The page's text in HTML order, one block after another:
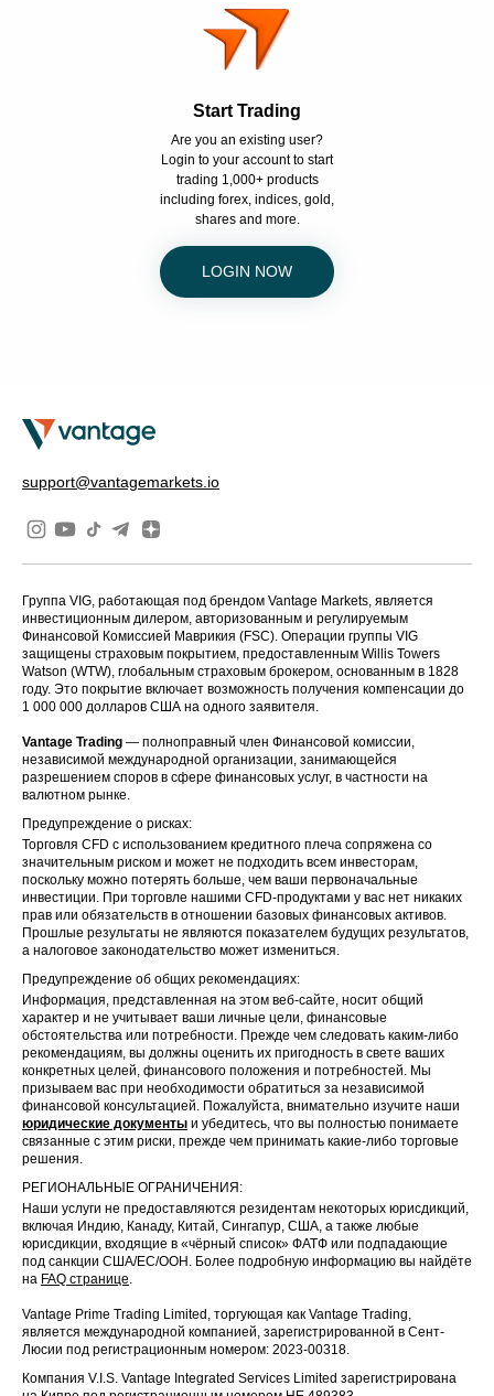
Start Trading
Are you an existing user?
Login to your account to start
trading 1,000+ products
including forex, indices, gold,
shares and more.
LOGIN NOW
support@vantagemarkets.io
Группа VIG, работающая под брендом Vantage Markets, является
инвестиционным дилером, авторизованным и регулируемым
Финансовой Комиссией Маврикия (FSC). Операции группы VIG
защищены страховым покрытием, предоставленным Willis Towers
Watson (WTW), глобальным страховым брокером, основанным в 1828
году. Это покрытие включает возможность получения компенсации до
1 000 000 долларов США на одного заявителя.
Vantage Trading — полноправный член Финансовой комиссии,
независимой международной организации, занимающейся
разрешением споров в сфере финансовых услуг, в частности на
валютном рынке.
Предупреждение о рисках:
Торговля CFD с использованием кредитного плеча сопряжена со
значительным риском и может не подходить всем инвесторам,
поскольку можно потерять больше, чем ваши первоначальные
инвестиции. При торговле нашими CFD-продуктами у вас нет никаких
прав или обязательств в отношении базовых финансовых активов.
Прошлые результаты не являются показателем будущих результатов,
а налоговое законодательство может измениться.
Предупреждение об общих рекомендациях:
Информация, представленная на этом веб-сайте, носит общий
характер и не учитывает ваши личные цели, финансовые
обстоятельства или потребности. Прежде чем следовать каким-либо
рекомендациям, вы должны оценить их пригодность в свете ваших
конкретных целей, финансового положения и потребностей. Мы
призываем вас при необходимости обратиться за независимой
финансовой консультацией. Пожалуйста, внимательно изучите наши
юридические документы и убедитесь, что вы полностью понимаете
связанные с этим риски, прежде чем принимать какие-либо торговые
решения.
РЕГИОНАЛЬНЫЕ ОГРАНИЧЕНИЯ:
Наши услуги не предоставляются резидентам некоторых юрисдикций,
включая Индию, Канаду, Китай, Сингапур, США, а также любые
юрисдикции, входящие в «чёрный список» ФАТФ или подпадающие
под санкции США/ЕС/ООН. Более подробную информацию вы найдёте
на FAQ странице.
Vantage Prime Trading Limited, торгующая как Vantage Trading,
является международной компанией, зарегистрированной в Сент-
Люсии под регистрационным номером: 2023-00318.
Компания V.I.S. Vantage Integrated Services Limited зарегистрирована